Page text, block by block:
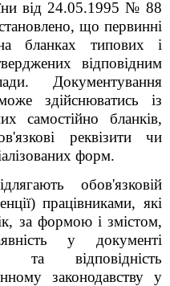
від 24.05.1995 № 88
що первинні
бланках типових і
відповідним
Документування
здійснюватись із
самостійно бланків,
реквізити чи
форм.
обов'язковій
працівниками, які
за формою і змістом,
у документі
та відповідність
законодавству у